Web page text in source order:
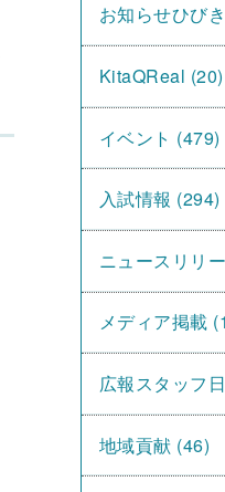
お知らせひび
KitaQReal (20)
イベント (479)
入試情報 (294)
ニュースリリ
メディア掲載
広報スタッフ
地域貢献 (46)